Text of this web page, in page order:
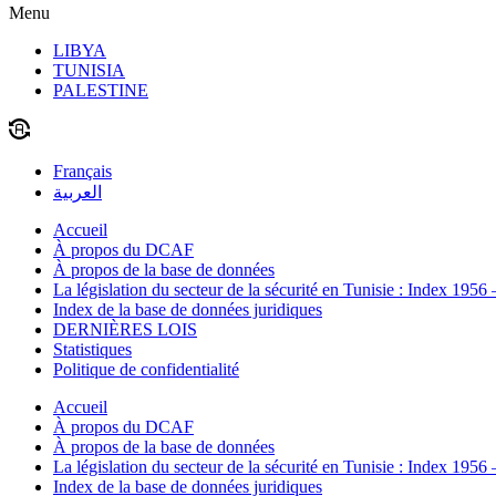
Menu
LIBYA
TUNISIA
PALESTINE
Français
العربية
Accueil
À propos du DCAF
À propos de la base de données
La législation du secteur de la sécurité en Tunisie : Index 1956
Index de la base de données juridiques
DERNIÈRES LOIS
Statistiques
Politique de confidentialité
Accueil
À propos du DCAF
À propos de la base de données
La législation du secteur de la sécurité en Tunisie : Index 1956
Index de la base de données juridiques